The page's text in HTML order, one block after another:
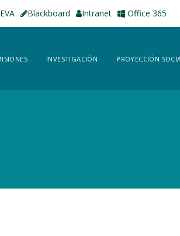
EVA Blackboard Intranet Office 365
INVESTIGACIÓN PROYECCIÓN